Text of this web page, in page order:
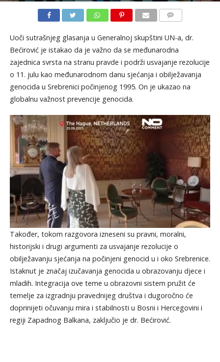
Uoči sutrašnjeg glasanja u Generalnoj skupštini UN-a, dr.
Bećirović je istakao da je važno da se međunarodna
zajednica svrsta na stranu pravde i podrži usvajanje rezolucije
o 11. julu kao međunarodnom danu sjećanja i obilježavanja
genocida u Srebrenici počinjenog 1995. On je ukazao na
globalnu važnost prevencije genocida.
Također, tokom razgovora izneseni su pravni, moralni,
historijski i drugi argumenti za usvajanje rezolucije o
obilježavanju sjećanja na počinjeni genocid u i oko Srebrenice.
Istaknut je značaj izučavanja genocida u obrazovanju djece i
mladih. Integracija ove teme u obrazovni sistem pružit će
temelje za izgradnju pravednijeg društva i dugoročno će
doprinijeti očuvanju mira i stabilnosti u Bosni i Hercegovini i
regiji Zapadnog Balkana, zaključio je dr. Bećirović.